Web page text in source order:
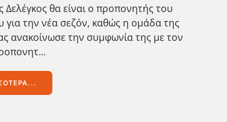
θα είναι ο προπονητής του
για την νέα σεζόν, καθώς η ομάδα της
ανακοίνωσε την συμφωνία της με τον